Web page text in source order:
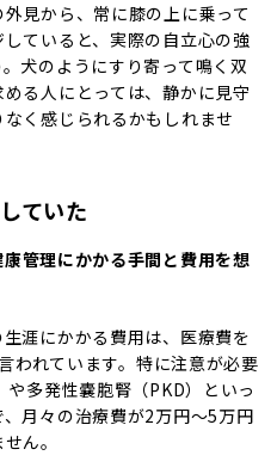
見から、常に膝の上に乗って
ていると、実際の自立心の強
犬のようにすり寄って鳴く双
る人にとっては、静かに見守
く感じられるかもしれませ
ていた
康管理にかかる手間と費用を想
涯にかかる費用は、医療費を
われています。特に注意が必要
多発性嚢胞腎（PKD）といっ
月々の治療費が2万円〜5万円
ん。